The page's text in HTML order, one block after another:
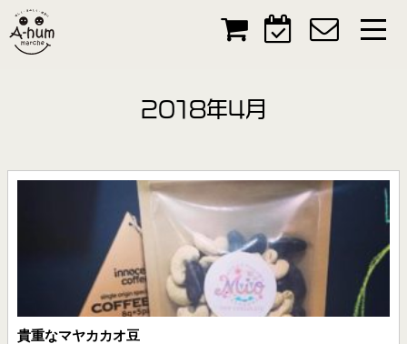
2018年4月
貴重なマヤカカオ豆